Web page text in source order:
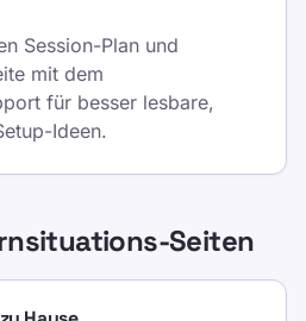
Session-Plan und
mit dem
für besser lesbare,
Ideen.
Seiten